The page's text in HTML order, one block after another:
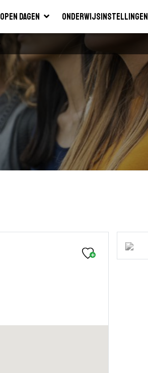
Open dagen Onderwijsinstellingen